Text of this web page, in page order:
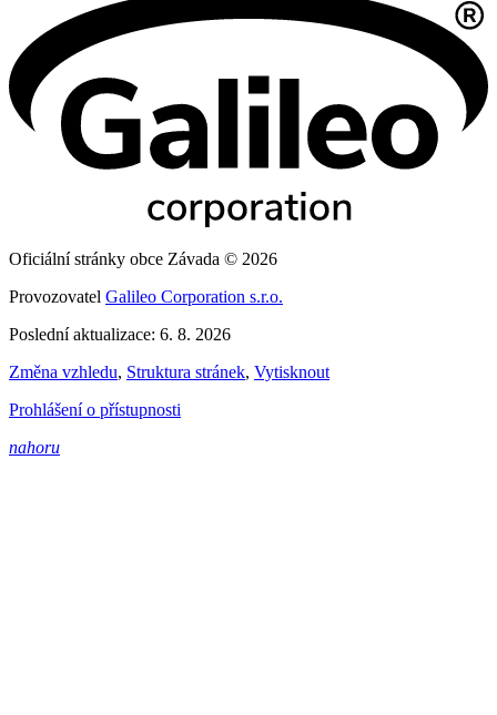
Oficiální stránky obce Závada © 2026
Provozovatel Galileo Corporation s.r.o.
Poslední aktualizace: 6. 8. 2026
Změna vzhledu, Struktura stránek, Vytisknout
Prohlášení o přístupnosti
nahoru